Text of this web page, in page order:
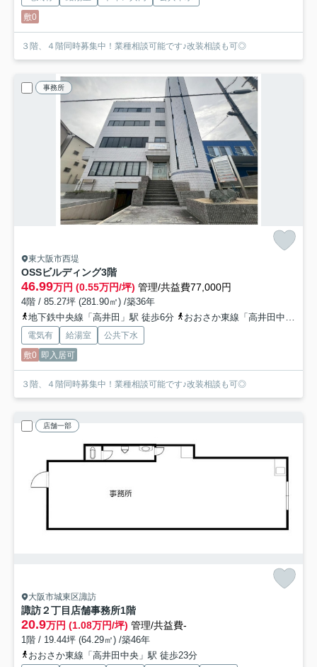
敷0
３階、４階同時募集中！業種相談可能です♪改装相談も可◎
事務所
東大阪市西堤
OSSビルディング3階
46.99万円 (0.55万円/坪) 管理/共益費77,000円
4階 / 85.27坪 (281.90㎡) /築36年
地下鉄中央線「高井田」駅 徒歩6分
おおさか東線「高井田中央」駅 徒歩7分
電気有 給湯室
公共下水
敷0 即入居可
３階、４階同時募集中！業種相談可能です♪改装相談も可◎
店舗一部
大阪市城東区諏訪
諏訪２丁目店舗事務所1階
20.9万円 (1.08万円/坪) 管理/共益費-
1階 / 19.44坪 (64.29㎡) /築46年
おおさか東線「高井田中央」駅 徒歩23分